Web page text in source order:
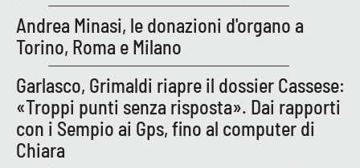
Lacplay.it
Lactv.it
Laconair.it
Lacitymag.it
Andrea Minasi, le donazioni d'organo a
Torino, Roma e Milano
Garlasco, Grimaldi riapre il dossier Cassese:
«Troppi punti senza risposta». Dai rapporti
con i Sempio ai Gps, fino al computer di
Chiara